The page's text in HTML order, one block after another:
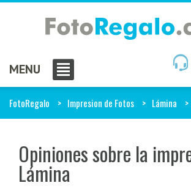
MENU
FotoRegalo Impresion de Fotos Lámina
Opiniones sobre la
Lámina